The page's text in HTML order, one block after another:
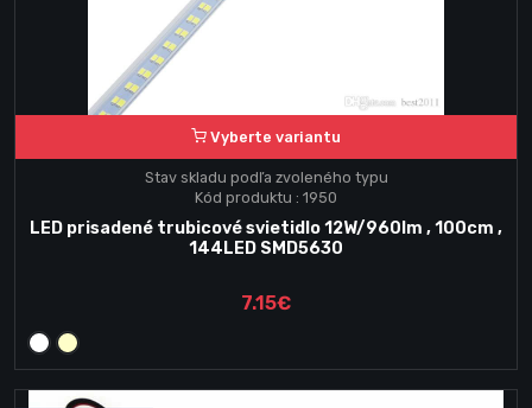
Vyberte variantu
Stav skladu podľa zvoleného typu
Kód produktu : 1950
LED prisadené trubicové svietidlo 12W/960lm , 100cm ,
144LED SMD5630
7.15€